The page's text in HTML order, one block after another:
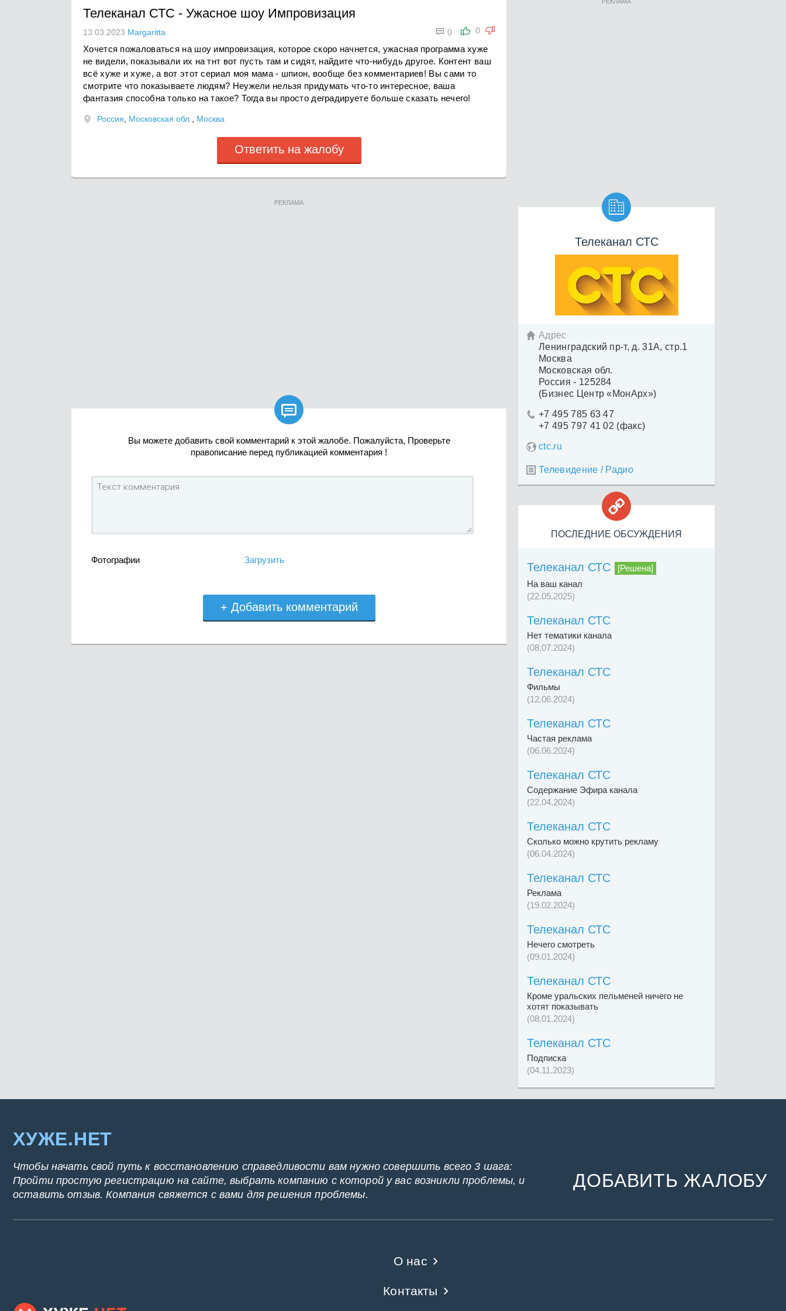
Телеканал СТС - Ужасное шоу Импровизация
0
 0
13.03.2023 Margaritta
Хочется пожаловаться на шоу импровизация, которое скоро начнется, ужасная программа хуже
не видели, показывали их на тнт вот пусть там и сидят, найдите что-нибудь другое. Контент ваш
всё хуже и хуже, а вот этот сериал моя мама - шпион, вообще без комментариев! Вы сами то
смотрите что показываете людям? Неужели нельзя придумать что-то интересное, ваша
фантазия способна только на такое? Тогда вы просто деградируете больше сказать нечего!
Россия Московская обл. Москва
Ответить на жалобу
РЕКЛАМА

Вы можете добавить свой комментарий к этой жалобе. Пожалуйста, Проверьте
правописание перед публикацией комментария !
Фотографии Загрузить
+ Добавить комментарий

Телеканал СТС
 Адрес
Ленинградский пр-т, д. 31А, стр.1
Москва
Московская обл.
Россия - 125284
(Бизнес Центр «МонАрх»)
 +7 495 785 63 47
+7 495 797 41 02 (факс)
ctc.ru
 Телевидение / Радио

ПОСЛЕДНИЕ ОБСУЖДЕНИЯ
Телеканал СТС
[Решена]
На ваш канал
(22.05.2025)
Телеканал СТС
Нет тематики канала
(08.07.2024)
Телеканал СТС
Фильмы
(12.06.2024)
Телеканал СТС
Частая реклама
(06.06.2024)
Телеканал СТС
Содержание Эфира канала
(22.04.2024)
Телеканал СТС
Сколько можно крутить рекламу
(06.04.2024)
Телеканал СТС
Реклама
(19.02.2024)
Телеканал СТС
Нечего смотреть
(09.01.2024)
Телеканал СТС
Кроме уральских пельменей ничего не
хотят показывать
(08.01.2024)
Телеканал СТС
Подписка
(04.11.2023)
ХУЖЕ.НЕТ
Чтобы начать свой путь к восстановлению справедливости вам нужно совершить всего 3 шага:
Пройти простую регистрацию на сайте, выбрать компанию с которой у вас возникли проблемы, и
оставить отзыв. Компания свяжется с вами для решения проблемы.
ДОБАВИТЬ ЖАЛОБУ
О нас
Контакты